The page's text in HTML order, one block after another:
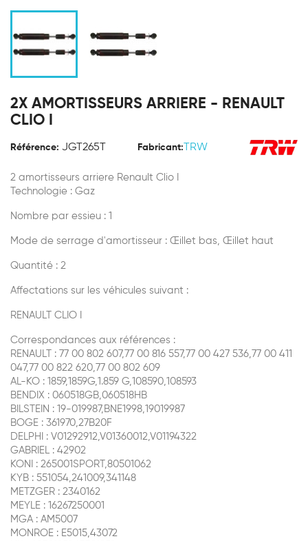
2X AMORTISSEURS ARRIERE - RENAULT
CLIO I
Référence: JGT265T Fabricant: TRW
2 amortisseurs arriere Renault Clio I
Technologie : Gaz
Nombre par essieu : 1
Mode de serrage d'amortisseur : Œillet bas, Œillet haut
Quantité : 2
Affectations sur les véhicules suivant :
RENAULT CLIO I
Correspondances aux références :
RENAULT : 77 00 802 607,77 00 816 557,77 00 427 536,77 00 411
047,77 00 822 620,77 00 802 609
AL-KO : 1859,1859G,1.859 G,108590,108593
BENDIX : 060518GB,060518HB
BILSTEIN : 19-019987,BNE1998,19019987
BOGE : 361970,27B20F
DELPHI : V01292912,V01360012,V01194322
GABRIEL : 42902
KONI : 265001SPORT,80501062
KYB : 551054,241009,341148
METZGER : 2340162
MEYLE : 16267250001
MGA : AM5007
MONROE : E5015,43072